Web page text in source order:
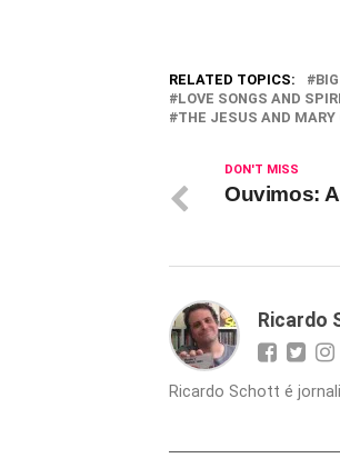
RELATED TOPICS:
LOVE SONGS AND
THE JESUS AND MARY
DON'T MISS
Ouvimos:
Ricardo
Ricardo Schott é